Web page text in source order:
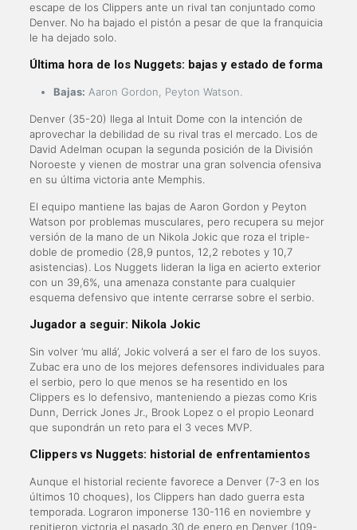
escape de los Clippers ante un rival tan conjuntado como
Denver. No ha bajado el pistón a pesar de que la franquicia
le ha dejado solo.
Última hora de los Nuggets: bajas y estado de forma
Bajas: Aaron Gordon, Peyton Watson.
Denver (35-20) llega al Intuit Dome con la intención de
aprovechar la debilidad de su rival tras el mercado. Los de
David Adelman ocupan la segunda posición de la División
Noroeste y vienen de mostrar una gran solvencia ofensiva
en su última victoria ante Memphis.
El equipo mantiene las bajas de Aaron Gordon y Peyton
Watson por problemas musculares, pero recupera su mejor
versión de la mano de un Nikola Jokic que roza el triple-
doble de promedio (28,9 puntos, 12,2 rebotes y 10,7
asistencias). Los Nuggets lideran la liga en acierto exterior
con un 39,6%, una amenaza constante para cualquier
esquema defensivo que intente cerrarse sobre el serbio.
Jugador a seguir: Nikola Jokic
Sin volver ‘mu allá’, Jokic volverá a ser el faro de los suyos.
Zubac era uno de los mejores defensores individuales para
el serbio, pero lo que menos se ha resentido en los
Clippers es lo defensivo, manteniendo a piezas como Kris
Dunn, Derrick Jones Jr., Brook Lopez o el propio Leonard
que supondrán un reto para el 3 veces MVP.
Clippers vs Nuggets: historial de enfrentamientos
Aunque el historial reciente favorece a Denver (7-3 en los
últimos 10 choques), los Clippers han dado guerra esta
temporada. Lograron imponerse 130-116 en noviembre y
repitieron victoria el pasado 30 de enero en Denver (109-